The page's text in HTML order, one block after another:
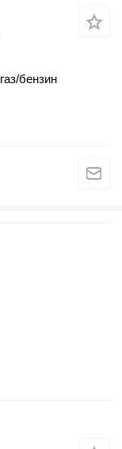
газ/бензин